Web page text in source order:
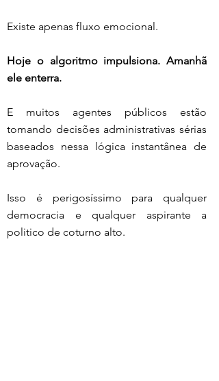
Existe apenas fluxo emocional.
Hoje o algoritmo impulsiona. Amanhã
ele enterra.
E muitos agentes públicos estão
tomando decisões administrativas sérias
baseados nessa lógica instantânea de
aprovação.
Isso é perigosíssimo para qualquer
democracia e qualquer aspirante a
politico de coturno alto.